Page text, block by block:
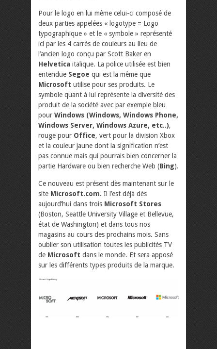
Pour le logo en lui même celui-ci composé de
deux parties appelées « logotype = Logo
typographique » et le « symbole » représenté
ici par les 4 carrés de couleurs au lieu de
l’ancien logo conçu par Scott Baker en
Helvetica italique. La police utilisée est bien
entendue Segoe qui est la même que
Microsoft utilise pour ses produits. Le
symbole quant à lui représente la diversité des
produit de la société avec par exemple bleu
pour Windows (Windows, Windows Phone,
Windows Server, Windows Azure, etc..),
rouge pour Office, vert pour la division Xbox
et la couleur jaune dont la signification n’est
pas connue mais qui pourrais bien concerner la
partie Hardware ou bien recherche Web (Bing).
Ce nouveau est présent dès maintenant sur le
site Microsoft.com. Il l’est déjà dès
aujourd’hui dans trois Microsoft Stores
(Boston, Seattle University Village et Bellevue,
état de Washington) et dans tous nos
magasins au cours des prochains mois. Sans
oublier son utilisation toutes les publicités TV
de Microsoft dans le monde. Et sera apposé
sur les différents types produits de la marque.